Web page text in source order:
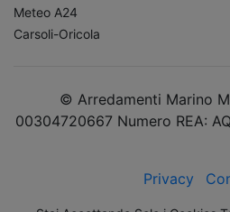
Meteo A24
Carsoli-Oricola
© Arredamenti Marino
00304720667 Numero REA:
Privacy